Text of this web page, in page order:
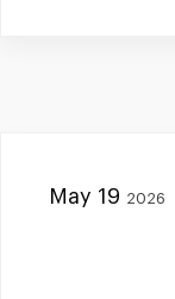
May 19 2026